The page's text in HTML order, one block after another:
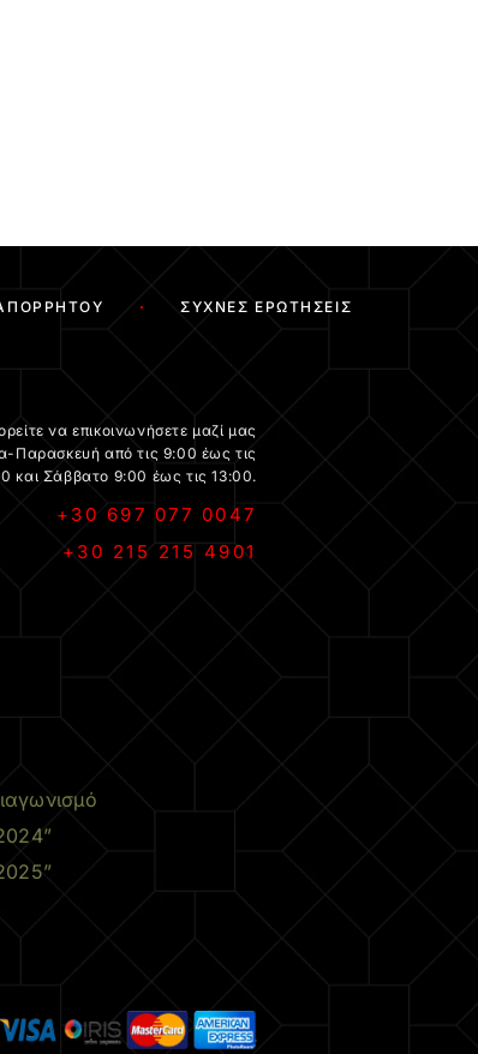
ΣΥΧΝΈΣ ΕΡΩΤΉΣΕΙΣ
να επικοινωνήσετε μαζί μας
Παρασκευή από τις 9:00 έως τις
και Σάββατο 9:00 έως τις 13:00.
+30 697 077 0047
+30 215 215 4901